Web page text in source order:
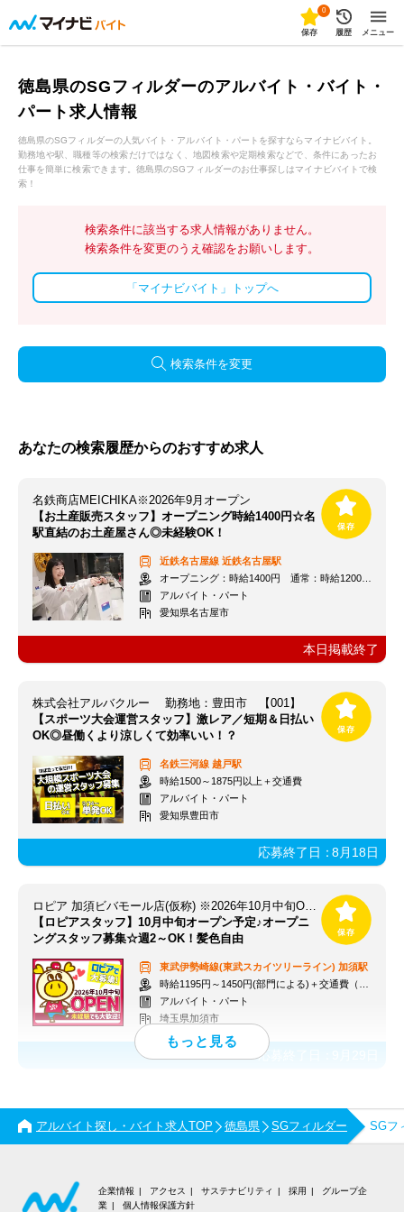
0
保存 履歴 メニュー
徳島県のSGフィルダーのアルバイト・バイト・
パート求人情報
徳島県のSGフィルダーの人気バイト・アルバイト・パートを探すならマイナビバイト。
勤務地や駅、職種等の検索だけではなく、地図検索や定期検索などで、条件にあったお
仕事を簡単に検索できます。徳島県のSGフィルダーのお仕事探しはマイナビバイトで検
索！
検索条件に該当する求人情報がありません。
検索条件を変更のうえ確認をお願いします。
「マイナビバイト」トップへ
検索条件を変更
あなたの検索履歴からのおすすめ求人
名鉄商店MEICHIKA※2026年9月オープン
【お土産販売スタッフ】オープニング時給1400円☆名
駅直結のお土産屋さん◎未経験OK！
近鉄名古屋線 近鉄名古屋駅
オープニング：時給1400円 通常：時給1200円～＋交通費全額支給
アルバイト・パート
愛知県名古屋市
本日掲載終了
株式会社アルバクルー 勤務地：豊田市 【001】
【スポーツ大会運営スタッフ】激レア／短期＆日払い
OK◎昼働くより涼しくて効率いい！？
名鉄三河線 越戸駅
時給1500～1875円以上＋交通費
アルバイト・パート
愛知県豊田市
応募終了日：8月18日
ロピア 加須ビバモール店(仮称) ※2026年10月中旬OPEN予定
【ロピアスタッフ】10月中旬オープン予定♪オープニ
ングスタッフ募集☆週2～OK！髪色自由
東武伊勢崎線(東武スカイツリーライン) 加須駅
時給1195円～1450円(部門による)＋交通費（社内規定）
アルバイト・パート
埼玉県加須市
応募終了日：
アルバイト探し・バイト求人TOP 徳島県 SGフィルダー SGフ
企業情報 アクセス サステナビリティ 採用
グループ企
業
個人情報保護方針